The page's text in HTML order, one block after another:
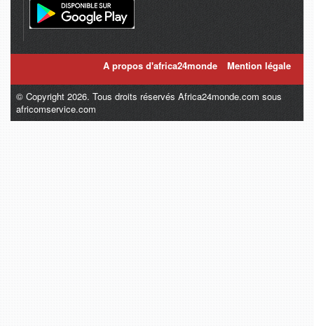
A propos d'africa24monde Mention légale
© Copyright 2026. Tous droits réservés Africa24monde.com sous
africomservice.com